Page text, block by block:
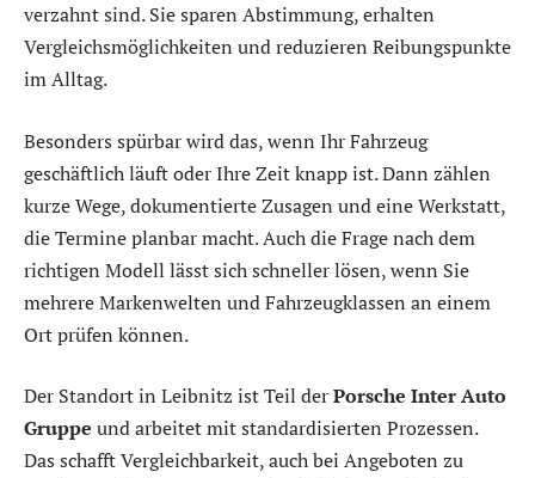
verzahnt sind. Sie sparen Abstimmung, erhalten
Vergleichsmöglichkeiten und reduzieren Reibungspunkte
im Alltag.
Besonders spürbar wird das, wenn Ihr Fahrzeug
geschäftlich läuft oder Ihre Zeit knapp ist. Dann zählen
kurze Wege, dokumentierte Zusagen und eine Werkstatt,
die Termine planbar macht. Auch die Frage nach dem
richtigen Modell lässt sich schneller lösen, wenn Sie
mehrere Markenwelten und Fahrzeugklassen an einem
Ort prüfen können.
Der Standort in Leibnitz ist Teil derPorsche Inter Auto
Gruppe und arbeitet mit standardisierten Prozessen.
Das schafft Vergleichbarkeit, auch bei Angeboten zu